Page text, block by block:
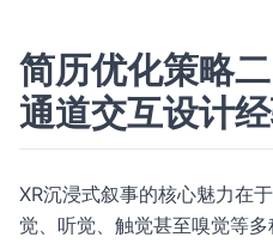
简历优化策略
通道交互设计
XR沉浸式叙事的核心魅力在
觉、听觉、触觉甚至嗅觉等